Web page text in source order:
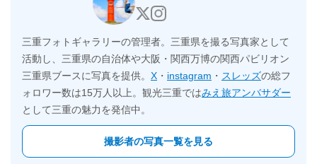
三重フォトギャラリーの管理者。三重県を撮る写真家として
活動し、三重県の自治体や大阪・関西万博の関西パビリオン
三重県ブースに写真を提供。 X ・ instagram ・ スレッズの総フ
ォロワー数は15万人以上。観光三重ではみえ旅アンバサダー
として三重の魅力を発信中。
撮影者の写真一覧を見る